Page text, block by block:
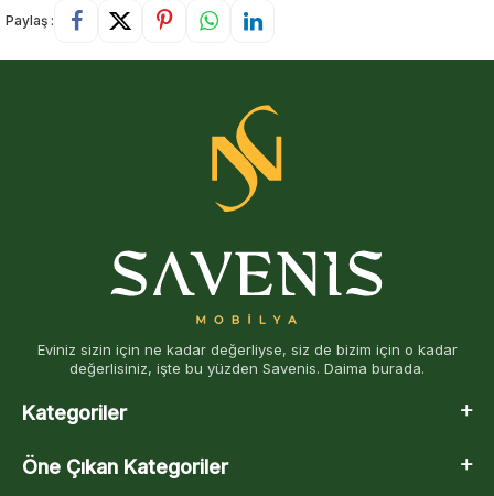
Paylaş :
Eviniz sizin için ne kadar değerliyse, siz de bizim için o kadar
değerlisiniz, işte bu yüzden Savenis. Daima burada.
Kategoriler
Öne Çıkan Kategoriler